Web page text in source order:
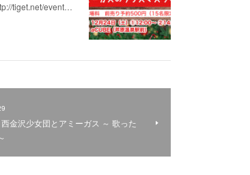
tiget.net/event…
金沢少女団とアミーガス ～ 歌った